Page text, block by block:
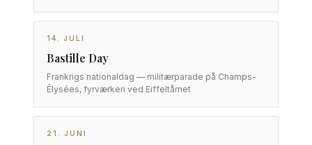
14. JULI
Bastille Day
Frankrigs nationaldag — militærparade på Champs-
Élysées, fyrværkeri ved Eiffeltårnet
21. JUNI